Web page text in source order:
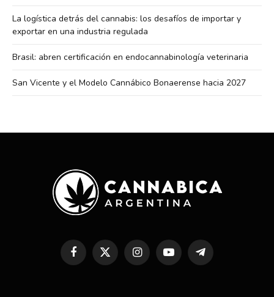
La logística detrás del cannabis: los desafíos de importar y
exportar en una industria regulada
Brasil: abren certificación en endocannabinología veterinaria
San Vicente y el Modelo Cannábico Bonaerense hacia 2027
FacebookX
(Twitter)
InstagramYouTube Telegram